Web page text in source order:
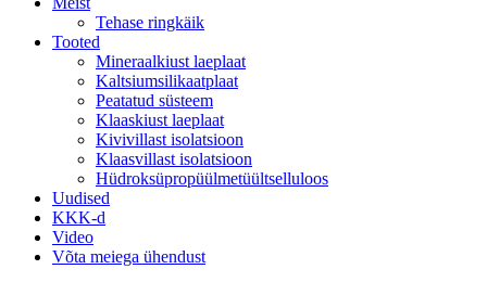
Tehase ringkäik
Tooted
Mineraalkiust laeplaat
Kaltsiumsilikaatplaat
Peatatud süsteem
Klaaskiust laeplaat
Kivivillast isolatsioon
Klaasvillast isolatsioon
Hüdroksüpropüülmetüültselluloos
Uudised
KKK-d
Video
Võta meiega ühendust